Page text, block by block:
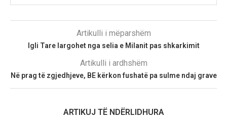
Artikulli i mëparshëm
Igli Tare largohet nga selia e Milanit pas shkarkimit
Artikulli i ardhshëm
Në prag të zgjedhjeve, BE kërkon fushatë pa sulme ndaj grave
ARTIKUJ TË NDËRLIDHURA